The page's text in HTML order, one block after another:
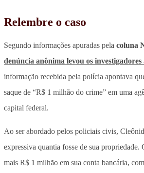
Relembre o caso
Segundo informações apuradas pela coluna
denúncia anônima levou os
informação recebida pela polícia apontava
saque de “R$ 1 milhão do crime” em uma
capital federal.
Ao ser abordado pelos policiais civis,
expressiva quantia fosse de sua propriedade.
mais R$ 1 milhão em sua conta bancária,